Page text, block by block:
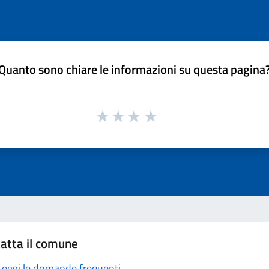
sono chiare le informazioni su questa
il comune